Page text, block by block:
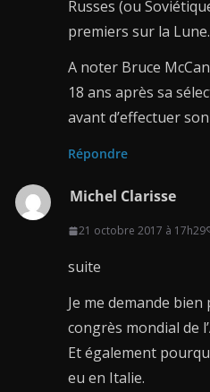
Russes (ou
premiers sur la
A noter Bruce
18 ans après sa
avant d’effectuer
Répondre
Michel Clarisse
21 octobre 2017 à 17h29
suite
Je me demande
congrès mondial de
Et également
eu en Italie.